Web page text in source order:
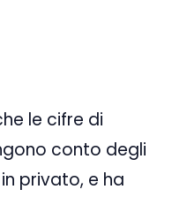
le cifre di
conto degli
privato, e ha